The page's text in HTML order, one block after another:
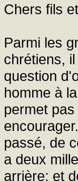
Chers fils
Parmi les
chrétiens,
question
homme à
permet
passé, de
a deux
arrière; et